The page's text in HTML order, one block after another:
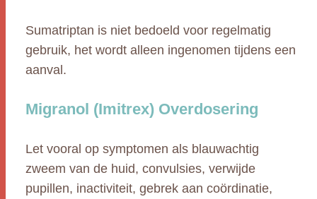
Sumatriptan is niet bedoeld voor regelmatig
gebruik, het wordt alleen ingenomen tijdens een
aanval.
Migranol (Imitrex) Overdosering
Let vooral op symptomen als blauwachtig
zweem van de huid, convulsies, verwijde
pupillen, inactiviteit, gebrek aan coördinatie,